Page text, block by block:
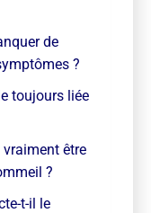
de
?
toujours liée
être
?
t-il le